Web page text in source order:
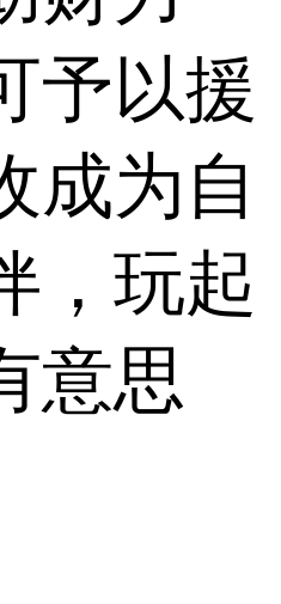
予以援
成为自
，玩起
意思